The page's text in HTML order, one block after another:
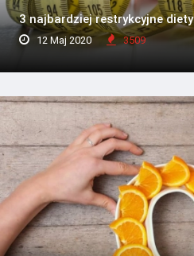
3 najbardziej restrykcyjne diety
12 Maj 2020 3509